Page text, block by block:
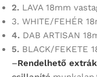
2. LAVA 18mm
3. WHITE/FEHÉR
4. DAB ARTISAN
5. BLACK/FEKETE
–Rendelhető extrák